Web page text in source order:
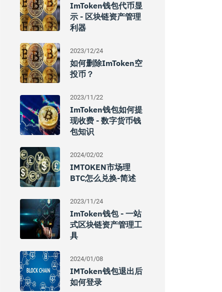
ImToken钱包代币显
示 - 区块链资产管理
利器
2023/12/24
如何删除imToken空
投币？
2023/11/22
ImToken钱包如何提
现收费 - 数字货币钱
包知识
2024/02/02
IMTOKEN市场理
BTC怎么兑换-简述
2023/11/24
ImToken钱包 - 一站
式区块链资产管理工
具
2024/01/08
IMToken钱包退出后
如何登录